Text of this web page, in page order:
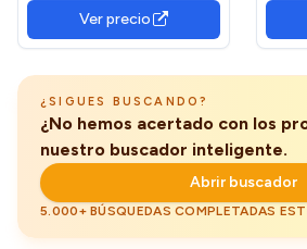
Televisión para Salón, Tela
Amarillo Claro
Ver precio
¿SIGUES BUSCANDO?
¿No hemos acertado con los
nuestro buscador inteligente.
Abrir buscador
5.000+ BÚSQUEDAS COMPLETADAS